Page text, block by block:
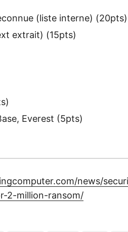
(liste interne) (20pts)
extrait) (15pts)
Everest (5pts)
news/
2-million-ransom/